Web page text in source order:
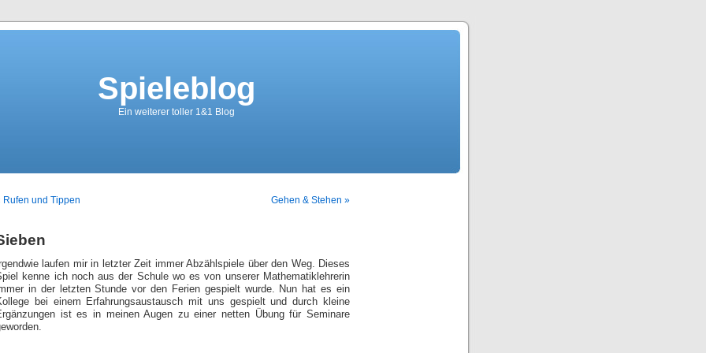
Spieleblog
Ein weiterer toller 1&1 Blog
Rufen und Tippen Gehen & Stehen »
laufen mir in letzter Zeit immer Abzählspiele über den Weg. Dieses
kenne ich noch aus der Schule wo es von unserer Mathematiklehrerin
in der letzten Stunde vor den Ferien gespielt wurde. Nun hat es ein
bei einem Erfahrungsaustausch mit uns gespielt und durch kleine
ist es in meinen Augen zu einer netten Übung für Seminare